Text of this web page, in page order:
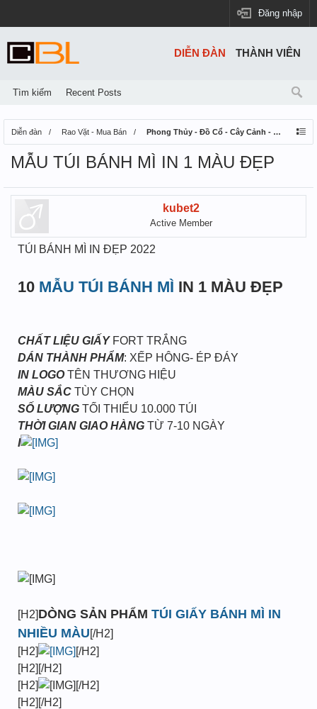
Đăng nhập
Diễn đàn Rao Vặt - Mua Bán Phong Thủy - Đồ Cổ - Cây Cảnh - Thú Nuôi
MẪU TÚI BÁNH MÌ IN 1 MÀU ĐẸP
kubet2
Active Member
TÚI BÁNH MÌ IN ĐẸP 2022
10 MẪU TÚI BÁNH MÌ IN 1 MÀU ĐẸP
CHẤT LIỆU GIẤYFORT TRẮNG
DÁN THÀNH PHẨM: XẾP HÔNG- ÉP ĐÁY
IN LOGOTÊN THƯƠNG HIỆU
MÀU SẮC TÙY CHỌN
SỐ LƯỢNG TỐI THIỂU 10.000 TÚI
THỜI GIAN GIAO HÀNG TỪ 7-10 NGÀY
I
[H2]DÒNG SẢN PHẨM TÚI GIẤY BÁNH MÌ IN
NHIỀU MÀU[/H2]
[H2]
[/H2]
[H2][/H2]
[H2]
[/H2]
[H2][/H2]
DIỄN ĐÀN
Tìm kiếm Recent Posts
THÀNH VIÊN